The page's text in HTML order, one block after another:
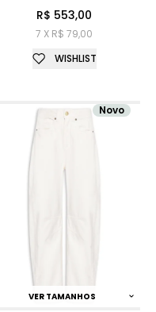
R$ 553,00
7 X R$ 79,00
WISHLIST
VER TAMANHOS
Novo